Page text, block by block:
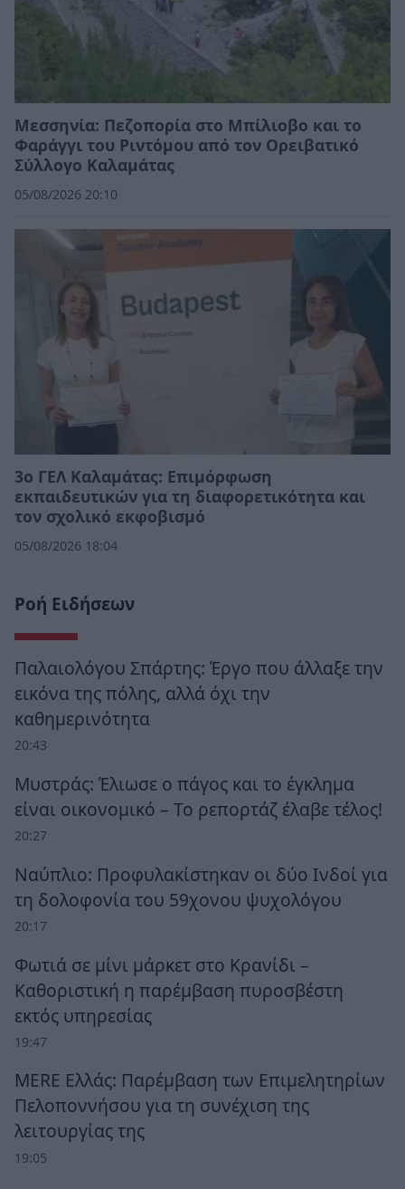
Μεσσηνία: Πεζοπορία στο Μπίλιοβο και το
Φαράγγι του Ριντόμου από τον Ορειβατικό
Σύλλογο Καλαμάτας
05/08/2026 20:10
3ο ΓΕΛ Καλαμάτας: Επιμόρφωση
εκπαιδευτικών για τη διαφορετικότητα και
τον σχολικό εκφοβισμό
05/08/2026 18:04
Ροή Ειδήσεων
Παλαιολόγου Σπάρτης: Έργο που άλλαξε την
εικόνα της πόλης, αλλά όχι την
καθημερινότητα
20:43
Μυστράς: Έλιωσε ο πάγος και το έγκλημα
είναι οικονομικό – Το ρεπορτάζ έλαβε τέλος!
20:27
Ναύπλιο: Προφυλακίστηκαν οι δύο Ινδοί για
τη δολοφονία του 59χονου ψυχολόγου
20:17
Φωτιά σε μίνι μάρκετ στο Κρανίδι –
Καθοριστική η παρέμβαση πυροσβέστη
εκτός υπηρεσίας
19:47
MERE Ελλάς: Παρέμβαση των Επιμελητηρίων
Πελοποννήσου για τη συνέχιση της
λειτουργίας της
19:05